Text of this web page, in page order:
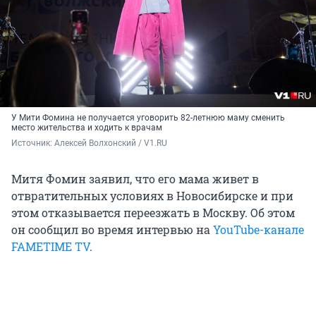
У Мити Фомина не получается уговорить 82-летнюю маму сменить
место жительства и ходить к врачам
Источник: Алексей Волхонский / V1.RU
Митя Фомин заявил, что его мама живет в
отвратительных условиях в Новосибирске и при
этом отказывается переезжать в Москву. Об этом
он сообщил во время интервью наYouTube-канале
FAMETIME TV.